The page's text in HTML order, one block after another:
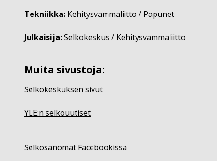
Tekniikka: Kehitysvammaliitto / Papunet
Julkaisija:Selkokeskus / Kehitysvammaliitto
Muita sivustoja:
Selkokeskuksen sivut
YLE:n selkouutiset
Selkosanomat Facebookissa